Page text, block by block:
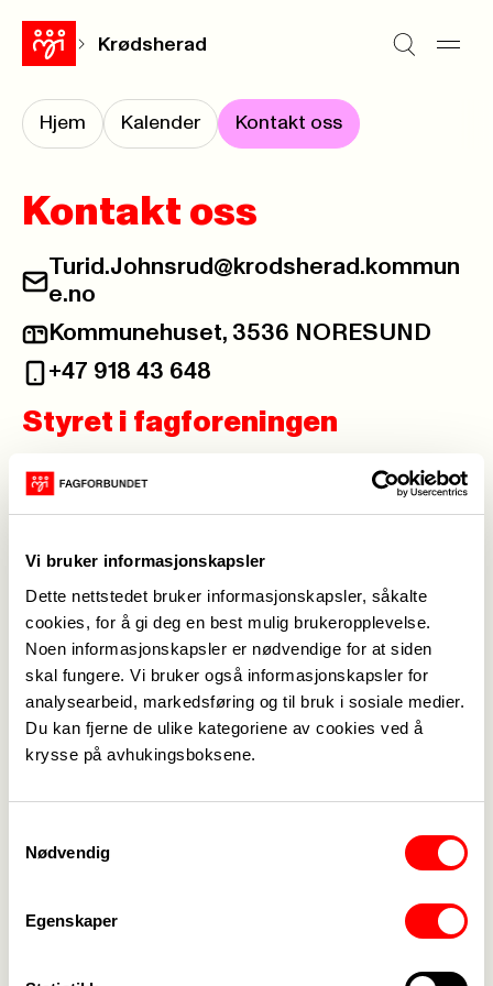
Vi bruker informasjonskapsler
Dette nettstedet bruker informasjonskapsler, såkalte
cookies, for å gi deg en best mulig brukeropplevelse.
Noen informasjonskapsler er nødvendige for at siden
skal fungere. Vi bruker også informasjonskapsler for
analysearbeid, markedsføring og til bruk i sosiale medier.
Du kan fjerne de ulike kategoriene av cookies ved å
krysse på avhukingsboksene.
Nødvendig
Egenskaper
Krødsherad
Hjem Kalender Kontakt oss
Kontakt oss
Turid.Johnsrud@krodsherad.kommun
e.no
Kommunehuset, 3536 NORESUND
+47 918 43 648
Styret i fagforeningen
Siv Solheim
siv.solheim@krodsherad.kommune.no
+47 979 39 491
Lønn og tariff
Kontakt oss